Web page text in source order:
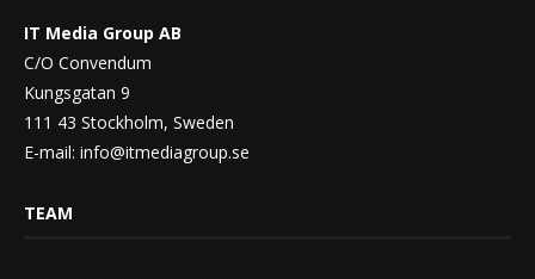
IT Media Group AB
C/O Convendum
Kungsgatan 9
111 43 Stockholm, Sweden
E-mail: info@itmediagroup.se
TEAM